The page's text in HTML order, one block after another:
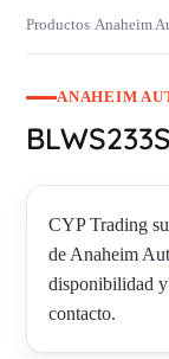
Productos›Anaheim
ANAHEIM
CYP Trading
de Anaheim
disponibilidad
contacto.